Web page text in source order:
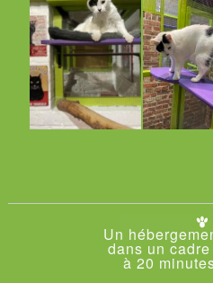
Un
dans un
à 20